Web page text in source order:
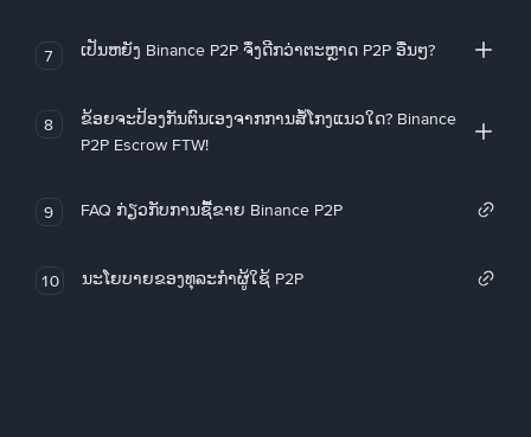
7 ເປັນຫຍັງ Binance P2P ຈຶ່ງດີກວ່າຕະຫຼາດ P2P ອື່ນໆ?
8
ຂ້ອຍຈະປ້ອງກັນຕົນເອງຈາກການສໍ້ໂກງແນວໃດ? Binance
P2P Escrow FTW!
9 FAQ ກ່ຽວກັບການຊື້ຂາຍ Binance P2P
10 ນະໂຍບາຍຂອງທຸລະກໍາຜູ້ໃຊ້ P2P